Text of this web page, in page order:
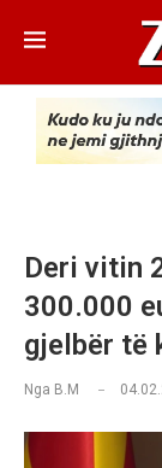
Deri vitin
300.000
gjelbër të
Nga B.M